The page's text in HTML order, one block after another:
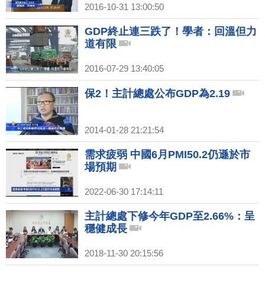
2016-10-31 13:00:50
GDP終止連三跌了！學者：回溫但力
道有限
2016-07-29 13:40:05
保2！主計總處公布GDP為2.19
2014-01-28 21:21:54
需求疲弱 中國6月PMI50.2仍遜於市
場預期
2022-06-30 17:14:11
主計總處下修今年GDP至2.66%：呈
穩健成長
2018-11-30 20:15:56